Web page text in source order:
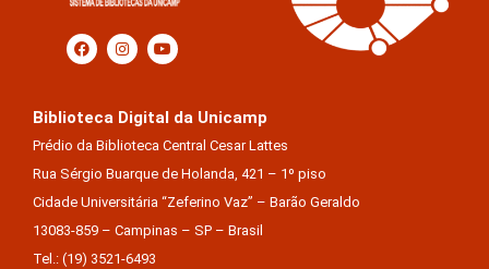
Biblioteca Digital da Unicamp
Prédio da Biblioteca Central Cesar Lattes
Rua Sérgio Buarque de Holanda, 421 – 1º piso
Cidade Universitária “Zeferino Vaz” – Barão Geraldo
13083-859 – Campinas – SP – Brasil
Tel.: (19) 3521-6493